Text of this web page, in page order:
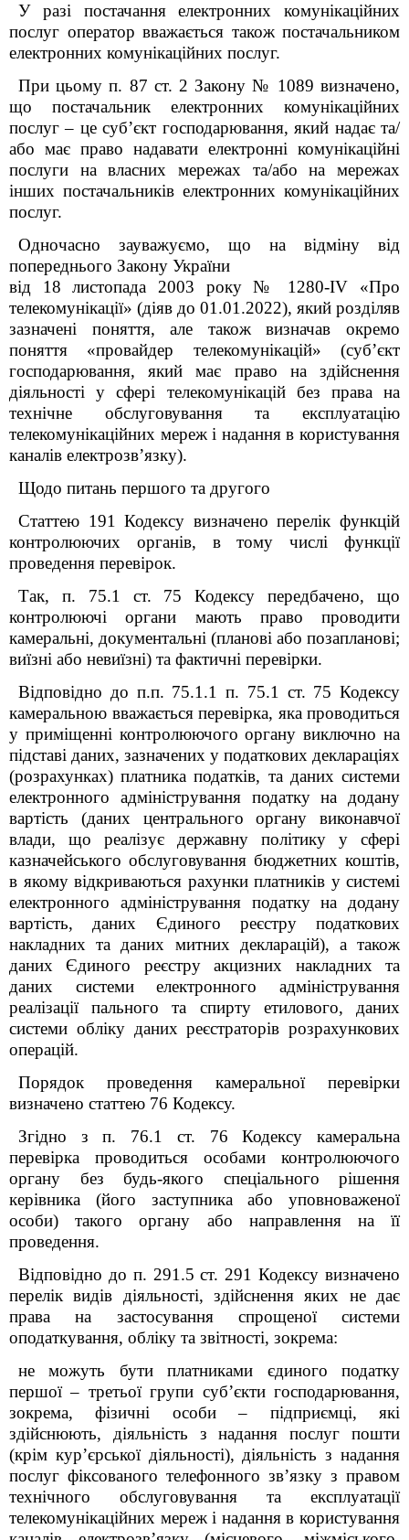
У разі постачання електронних комунікаційних
послуг оператор вважається також постачальником
електронних комунікаційних послуг.
При цьому п. 87 ст. 2 Закону № 1089 визначено,
що постачальник електронних комунікаційних
послуг – це суб’єкт господарювання, який надає та/
або має право надавати електронні комунікаційні
послуги на власних мережах та/або на мережах
інших постачальників електронних комунікаційних
послуг.
Одночасно зауважуємо, що на відміну від
попереднього Закону України
від 18 листопада 2003 року № 1280-IV «Про
телекомунікації» (діяв до 01.01.2022), який розділяв
зазначені поняття, але також визначав окремо
поняття «провайдер телекомунікацій» (суб’єкт
господарювання, який має право на здійснення
діяльності у сфері телекомунікацій без права на
технічне обслуговування та експлуатацію
телекомунікаційних мереж і надання в користування
каналів електрозв’язку).
Щодо питань першого та другого
Статтею 191
Кодексу визначено перелік функцій
контролюючих органів, в тому числі функції
проведення перевірок.
Так, п. 75.1 ст. 75 Кодексу передбачено, що
контролюючі органи мають право проводити
камеральні, документальні (планові або позапланові;
виїзні або невиїзні) та фактичні перевірки.
Відповідно до п.п. 75.1.1 п. 75.1 ст. 75 Кодексу
камеральною вважається перевірка, яка проводиться
у приміщенні контролюючого органу виключно на
підставі даних, зазначених у податкових деклараціях
(розрахунках) платника податків, та даних системи
електронного адміністрування податку на додану
вартість (даних центрального органу виконавчої
влади, що реалізує державну політику у сфері
казначейського обслуговування бюджетних коштів,
в якому відкриваються рахунки платників у системі
електронного адміністрування податку на додану
вартість, даних Єдиного реєстру податкових
накладних та даних митних декларацій), а також
даних Єдиного реєстру акцизних накладних та
даних системи електронного адміністрування
реалізації пального та спирту етилового, даних
системи обліку даних реєстраторів розрахункових
операцій.
Порядок проведення камеральної перевірки
визначено статтею 76 Кодексу.
Згідно з п. 76.1 ст. 76 Кодексу камеральна
перевірка проводиться особами контролюючого
органу без будь-якого спеціального рішення
керівника (його заступника або уповноваженої
особи) такого органу або направлення на її
проведення.
Відповідно до п. 291.5 ст. 291 Кодексу визначено
перелік видів діяльності, здійснення яких не дає
права на застосування спрощеної системи
оподаткування, обліку та звітності, зокрема:
не можуть бути платниками єдиного податку
першої – третьої групи суб’єкти господарювання,
зокрема, фізичні особи – підприємці, які
здійснюють, діяльність з надання послуг пошти
(крім кур’єрської діяльності), діяльність з надання
послуг фіксованого телефонного зв’язку з правом
технічного обслуговування та експлуатації
телекомунікаційних мереж і надання в користування